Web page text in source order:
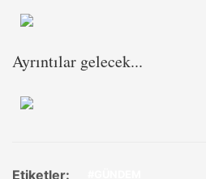
Ayrıntılar gelecek...
Etiketler: